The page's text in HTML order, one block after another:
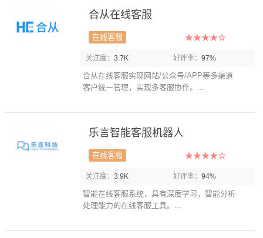
合从在线客服
在线客服
关注度： 3.7K 好评率： 97%
合从在线客服实现网站/公众号/APP等多渠道
客户统一管理，实现多客服协作。...
乐言智能客服机器人
在线客服
关注度： 3.9K 好评率： 94%
智能在线客服系统，具有深度学习，智能分析
处理能力的在线客服工具。...